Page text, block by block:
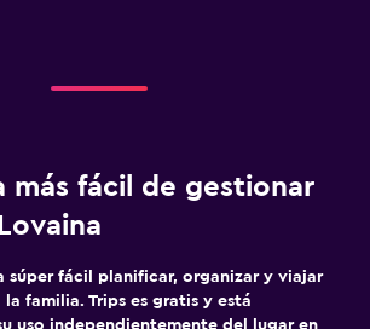
más fácil de gestionar
súper fácil planificar, organizar y viajar
familia. Trips es gratis y está
uso independientemente del lugar en